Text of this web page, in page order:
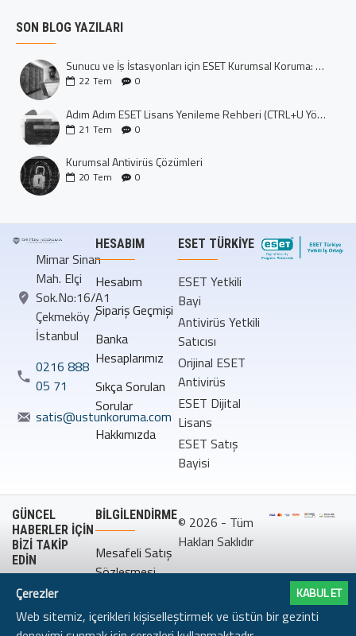
SON BLOG YAZILARI
Sunucu ve İş İstasyonları için ESET Kurumsal Koruma: Dijital Kalenizi İnşa Edin
22 Tem 0
Adım Adım ESET Lisans Yenileme Rehberi (CTRL+U Yöntemi)
21 Tem 0
Kurumsal Antivirüs Çözümleri
20 Tem 0
Mimar Sinan
Mah. Elçi
Sok.No:16/A1
Çekmeköy /
İstanbul
0216 888
05 71
satis@ustunkoruma.com
HESABIM
Hesabım
Sipariş Geçmişi
Banka
Hesaplarımız
Sıkça Sorulan
Sorular
Hakkımızda
ESET TÜRKIYE
ESET Yetkili
Bayi
Antivirüs Yetkili
Satıcısı
Orijinal ESET
Antivirüs
ESET Dijital
Lisans
ESET Satış
Bayisi
GÜNCEL
HABERLER İÇİN
BİZİ TAKİP
EDİN
BILGILENDIRME
Mesafeli Satış
Sözleşmesi
Politikası
© 2026 - Tüm
Hakları Saklıdır
KABUL ET
Çerezler
Web sitemiz, içerikleri kişiselleştirmek ve üstün bir gezinti